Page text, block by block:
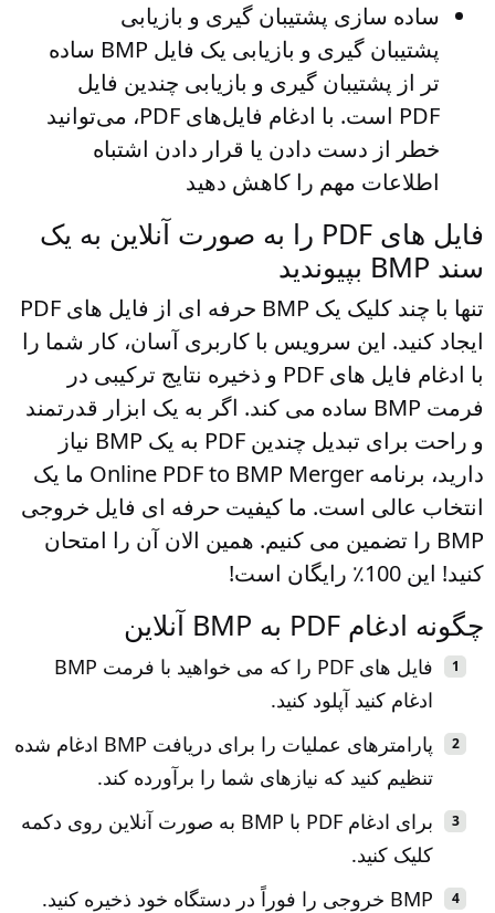
ساده سازی پشتیبان گیری و بازیابی
پشتیبان گیری و بازیابی یک فایل BMP ساده
تر از پشتیبان گیری و بازیابی چندین فایل
PDF است. با ادغام فایل‌های PDF، می‌توانید
خطر از دست دادن یا قرار دادن اشتباه
اطلاعات مهم را کاهش دهید
فایل های PDF را به صورت آنلاین به یک
سند BMP بپیوندید
تنها با چند کلیک یک BMP حرفه ای از فایل های PDF
ایجاد کنید. این سرویس با کاربری آسان، کار شما را
با ادغام فایل های PDF و ذخیره نتایج ترکیبی در
فرمت BMP ساده می کند. اگر به یک ابزار قدرتمند
و راحت برای تبدیل چندین PDF به یک BMP نیاز
دارید، برنامه Online PDF to BMP Merger ما یک
انتخاب عالی است. ما کیفیت حرفه ای فایل خروجی
BMP را تضمین می کنیم. همین الان آن را امتحان
کنید! این 100٪ رایگان است!
چگونه ادغام PDF به BMP آنلاین
فایل های PDF را که می خواهید با فرمت BMP
ادغام کنید آپلود کنید.
پارامترهای عملیات را برای دریافت BMP ادغام شده
تنظیم کنید که نیازهای شما را برآورده کند.
برای ادغام PDF با BMP به صورت آنلاین روی دکمه
کلیک کنید.
BMP خروجی را فوراً در دستگاه خود ذخیره کنید.